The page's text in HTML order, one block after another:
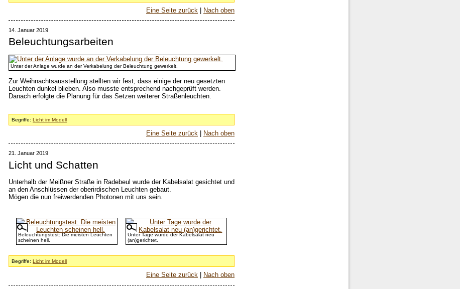
Eine Seite zurück | Nach oben
14. Januar 2019
Beleuchtungsarbeiten
Unter der Anlage wurde an der Verkabelung der Beleuchtung gewerkelt.
Zur Weihnachtsausstellung stellten wir fest, dass einige der neu gesetzten
Leuchten dunkel blieben. Also musste entsprechend nachgeprüft werden.
Danach erfolgte die Planung für das Setzen weiterer Straßenleuchten.
Begriffe:Licht im Modell
Eine Seite zurück Nach oben
21. Januar 2019
Licht und Schatten
Unterhalb der Meißner Straße in Radebeul wurde der Kabelsalat gesichtet und
an den Anschlüssen der oberirdischen Leuchten gebaut.
Mögen die nun freiwerdenden Photonen mit uns sein.
Beleuchtungstest: Die meisten Leuchten
scheinen hell.
Unter Tage wurde der Kabelsalat neu
(an)gerichtet.
Begriffe:Licht im Modell
Eine Seite zurück Nach oben